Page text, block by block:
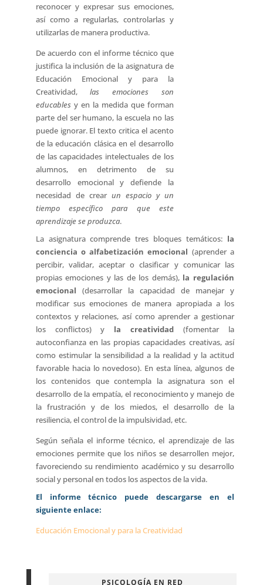
reconocer y expresar sus emociones,
así como a regularlas, controlarlas y
utilizarlas de manera productiva.
De acuerdo con el informe técnico que
justifica la inclusión de la asignatura de
Educación Emocional y para la
Creatividad,las emociones son
educables y en la medida que forman
parte del ser humano, la escuela no las
puede ignorar. El texto critica el acento
de la educación clásica en el desarrollo
de las capacidades intelectuales de los
alumnos, en detrimento de su
desarrollo emocional y defiende la
necesidad de crear un espacio y un
tiempo específico para que este
aprendizaje se produzca.
La asignatura comprende tres bloques temáticos: la
conciencia o alfabetización emocional (aprender a
percibir, validar, aceptar o clasificar y comunicar las
propias emociones y las de los demás), la regulación
emocional (desarrollar la capacidad de manejar y
modificar sus emociones de manera apropiada a los
contextos y relaciones, así como aprender a gestionar
los conflictos) y la creatividad (fomentar la
autoconfianza en las propias capacidades creativas, así
como estimular la sensibilidad a la realidad y la actitud
favorable hacia lo novedoso). En esta línea, algunos de
los contenidos que contempla la asignatura son el
desarrollo de la empatía, el reconocimiento y manejo de
la frustración y de los miedos, el desarrollo de la
resiliencia, el control de la impulsividad, etc.
Según señala el informe técnico, el aprendizaje de las
emociones permite que los niños se desarrollen mejor,
favoreciendo su rendimiento académico y su desarrollo
social y personal en todos los aspectos de la vida.
El informe técnico puede descargarse en el
siguiente enlace:
Educación Emocional y para la Creatividad
PSICOLOGÍA EN RED